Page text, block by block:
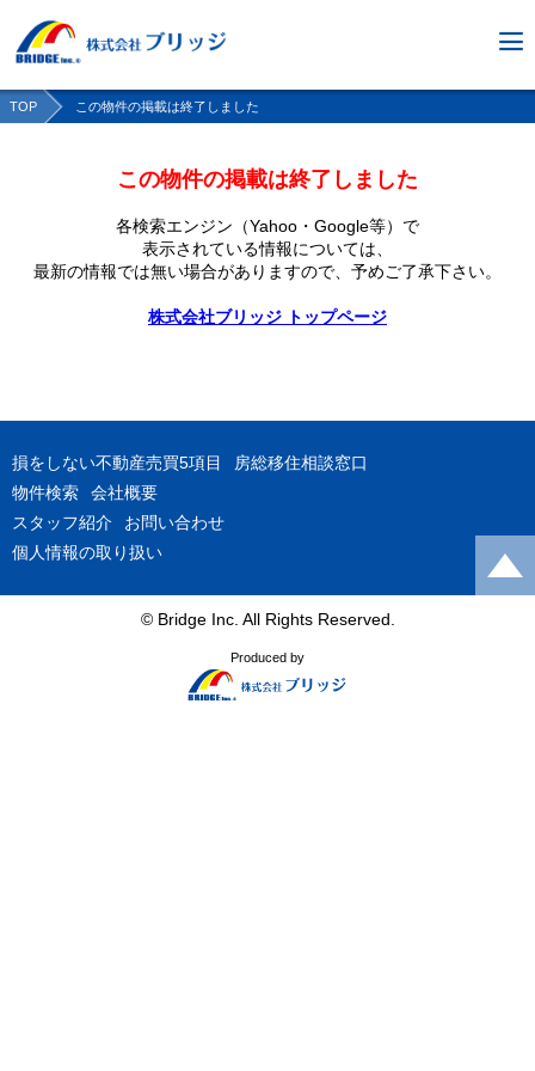
TOP この物件の掲載は終了しました
この物件の掲載は終了しました
各検索エンジン（Yahoo・Google等）で
表示されている情報については、
最新の情報では無い場合がありますので、 予めご了承下さい。
株式会社ブリッジ トップページ
損をしない不動産売買5項目
房総移住相談窓口
物件検索
会社概要
スタッフ紹介
お問い合わせ
個人情報の取り扱い
© Bridge Inc. All Rights Reserved.
Produced by